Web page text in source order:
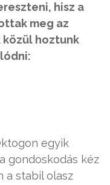
hisz a
meg az
hoztunk
egyik
gondoskodás kéz
a stabil olasz